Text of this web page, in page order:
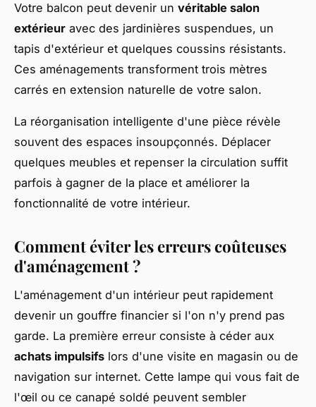
Votre balcon peut devenir un véritable salon
extérieur avec des jardinières suspendues, un
tapis d'extérieur et quelques coussins résistants.
Ces aménagements transforment trois mètres
carrés en extension naturelle de votre salon.
La réorganisation intelligente d'une pièce révèle
souvent des espaces insoupçonnés. Déplacer
quelques meubles et repenser la circulation suffit
parfois à gagner de la place et améliorer la
fonctionnalité de votre intérieur.
Comment éviter les erreurs coûteuses
d'aménagement ?
L'aménagement d'un intérieur peut rapidement
devenir un gouffre financier si l'on n'y prend pas
garde. La première erreur consiste à céder aux
achats impulsifs lors d'une visite en magasin ou de
navigation sur internet. Cette lampe qui vous fait de
l'œil ou ce canapé soldé peuvent sembler